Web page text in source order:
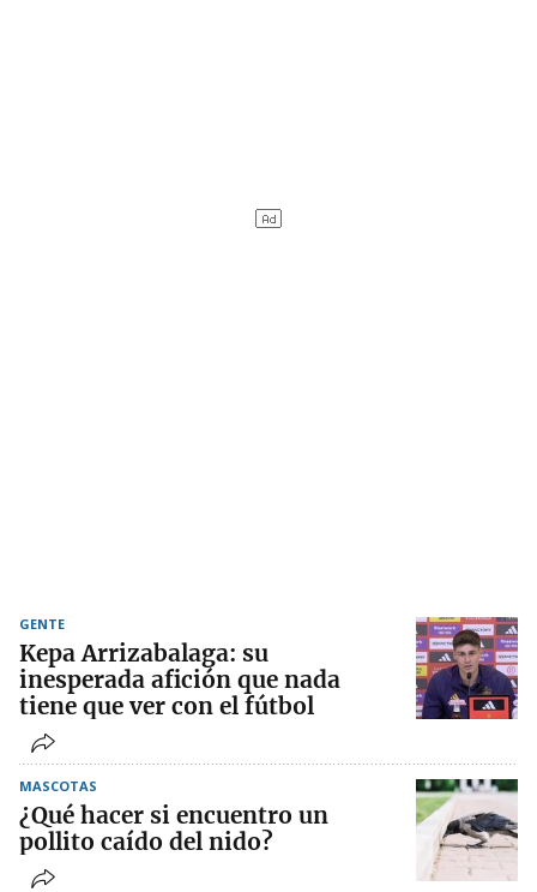
GENTE
Kepa Arrizabalaga: su
inesperada afición que nada
tiene que ver con el fútbol
MASCOTAS
¿Qué hacer si encuentro un
pollito caído del nido?